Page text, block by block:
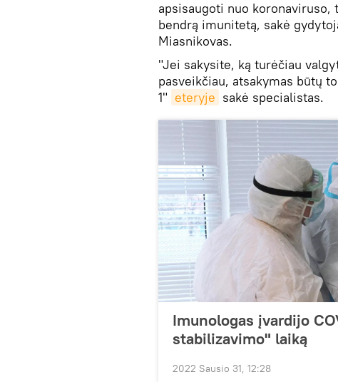
apsisaugoti nuo
bendrą imunitetą, sakė
Miasnikovas.
"Jei sakysite, ką turėčiau
pasveikčiau, atsakymas būtų
1" eteryje sakė specialistas.
Imunologas įvardijo
stabilizavimo" laiką
2022 Sausio 31, 12:28